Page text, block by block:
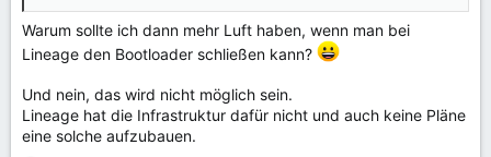
Warum sollte ich dann mehr Luft haben, wenn man bei
Lineage den Bootloader schließen kann?
Und nein, das wird nicht möglich sein.
Lineage hat die Infrastruktur dafür nicht und auch keine Pläne
eine solche aufzubauen.